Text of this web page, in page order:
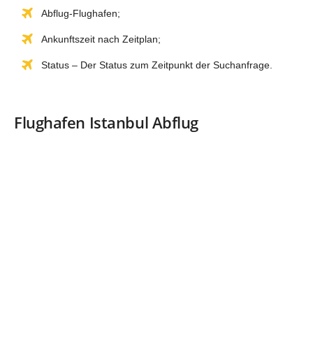
Abflug-Flughafen;
Ankunftszeit nach Zeitplan;
Status – Der Status zum Zeitpunkt der Suchanfrage.
Flughafen Istanbul Abflug